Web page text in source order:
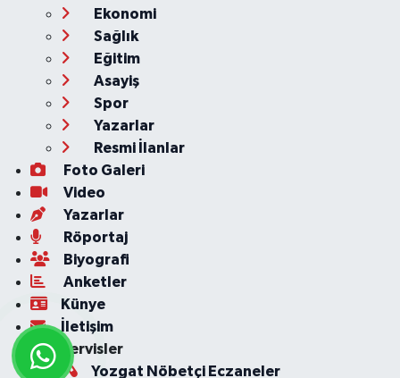
Ekonomi
Sağlık
Eğitim
Asayiş
Spor
Yazarlar
Resmi İlanlar
Foto Galeri
Video
Yazarlar
Röportaj
Biyografi
Anketler
Künye
İletişim
Servisler
Yozgat Nöbetçi Eczaneler